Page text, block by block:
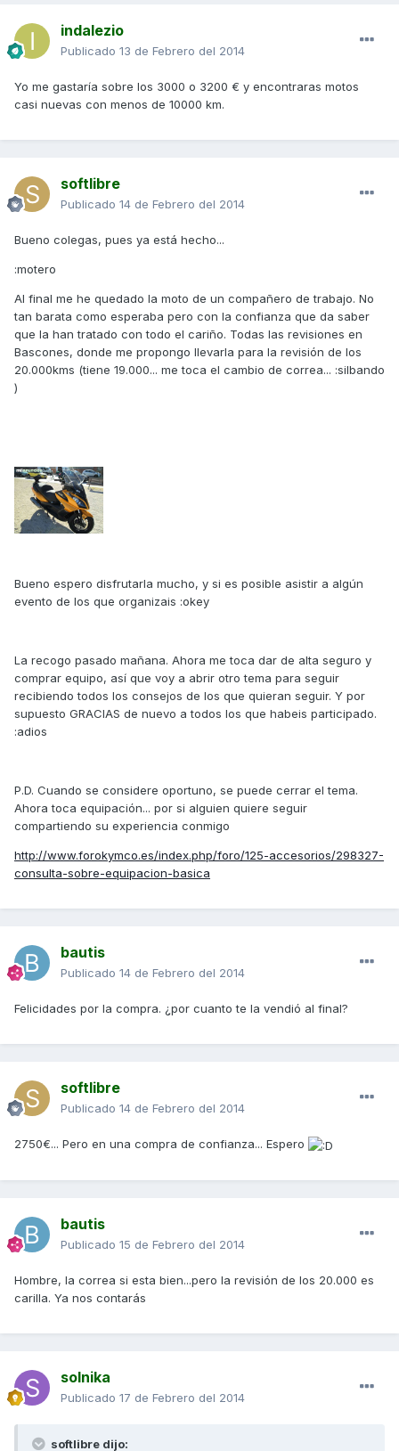
indalezio
Publicado 13 de Febrero del 2014
Yo me gastaría sobre los 3000 o 3200 € y encontraras motos
casi nuevas con menos de 10000 km.
softlibre
Publicado 14 de Febrero del 2014
Bueno colegas, pues ya está hecho...
:motero
Al final me he quedado la moto de un compañero de trabajo. No
tan barata como esperaba pero con la confianza que da saber
que la han tratado con todo el cariño. Todas las revisiones en
Bascones, donde me propongo llevarla para la revisión de los
20.000kms (tiene 19.000... me toca el cambio de correa... :silbando
)
Bueno espero disfrutarla mucho, y si es posible asistir a algún
evento de los que organizais :okey
La recogo pasado mañana. Ahora me toca dar de alta seguro y
comprar equipo, así que voy a abrir otro tema para seguir
recibiendo todos los consejos de los que quieran seguir. Y por
supuesto GRACIAS de nuevo a todos los que habeis participado.
:adios
P.D. Cuando se considere oportuno, se puede cerrar el tema.
Ahora toca equipación... por si alguien quiere seguir
compartiendo su experiencia conmigo
http://www.forokymco.es/index.php/foro/125-accesorios/298327-
consulta-sobre-equipacion-basica
bautis
Publicado 14 de Febrero del 2014
Felicidades por la compra. ¿por cuanto te la vendió al final?
softlibre
Publicado 14 de Febrero del 2014
2750€... Pero en una compra de confianza... Espero
bautis
Publicado 15 de Febrero del 2014
Hombre, la correa si esta bien...pero la revisión de los 20.000 es
carilla. Ya nos contarás
solnika
Publicado 17 de Febrero del 2014
softlibre dijo: